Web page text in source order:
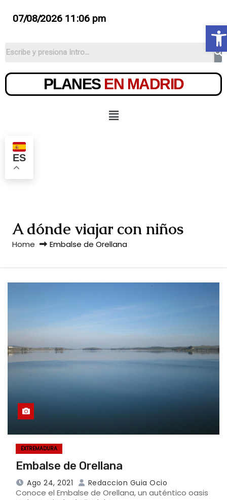
07/08/2026 11:06 pm
PLANES EN MADRID
ES
A dónde viajar con niños
Home Embalse de Orellana
EXTREMADURA
Embalse de Orellana
Ago 24, 2021 Redaccion Guia Ocio
Conoce el Embalse de Orellana, un auténtico oasis